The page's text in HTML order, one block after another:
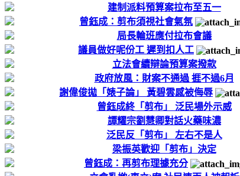
建制派料預算案拉布至五一
曾鈺成：剪布須視社會氣氛
局長輪班應付拉布會議
議員做好呢份工 遲到扣人工
立法會續辯論預算案撥款
政府放風：財案不通過 捱不過6月
謝偉俊拋「婊子論」 黃碧雲感被侮辱
曾鈺成終「剪布」 泛民場外示威
譚耀宗劉慧卿對話火藥味濃
泛民反「剪布」 左右不是人
梁振英歡迎「剪布」決定
曾鈺成：再剪布理據充分